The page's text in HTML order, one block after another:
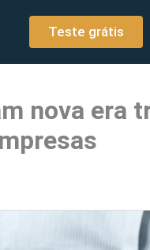
Teste grátis
nova era